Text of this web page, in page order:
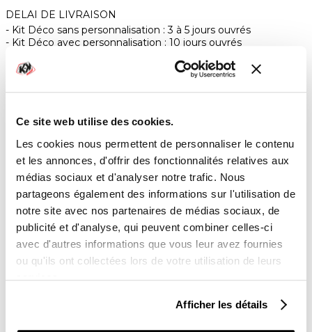
Ce site web utilise des cookies.
Les cookies nous permettent de personnaliser le contenu
et les annonces, d'offrir des fonctionnalités relatives aux
médias sociaux et d'analyser notre trafic. Nous
partageons également des informations sur l'utilisation de
notre site avec nos partenaires de médias sociaux, de
publicité et d'analyse, qui peuvent combiner celles-ci
avec d'autres informations que vous leur avez fournies
ou qu'ils ont collectées lors de votre utilisation de leurs
services.
Afficher les détails
DELAI DE LIVRAISON
Kit Déco sans personnalisation : 3 à 5 jours ouvrés
Kit Déco avec personnalisation : 10 jours ouvrés

lock
PAIEMENTS SÉCURISÉS
4x sans frais avec Paypal
 RETOUR ET REMBOURSEMENT
Lien vers notre politique de remboursement
UNE QUESTION ?
Une équipe vous répond du lundi au vendredi de